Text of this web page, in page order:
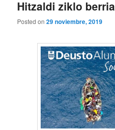
Hitzaldi ziklo berria
Posted on29 noviembre, 2019